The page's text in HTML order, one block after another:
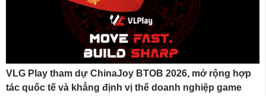
VLG Play tham dự ChinaJoy BTOB 2026, mở rộng hợp
tác quốc tế và khẳng định vị thế doanh nghiệp game